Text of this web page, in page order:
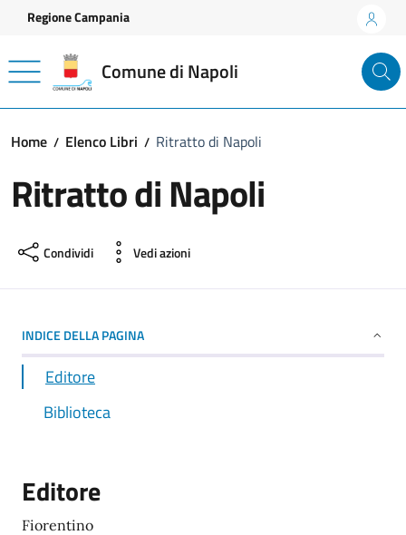
Vai ai contenuti
Vai al footer
Regione Campania
Comune di Napoli
Home Elenco Libri Ritratto di Napoli
Ritratto di Napoli
Condividi Vedi azioni
INDICE DELLA PAGINA
Editore
Biblioteca
Editore
Fiorentino